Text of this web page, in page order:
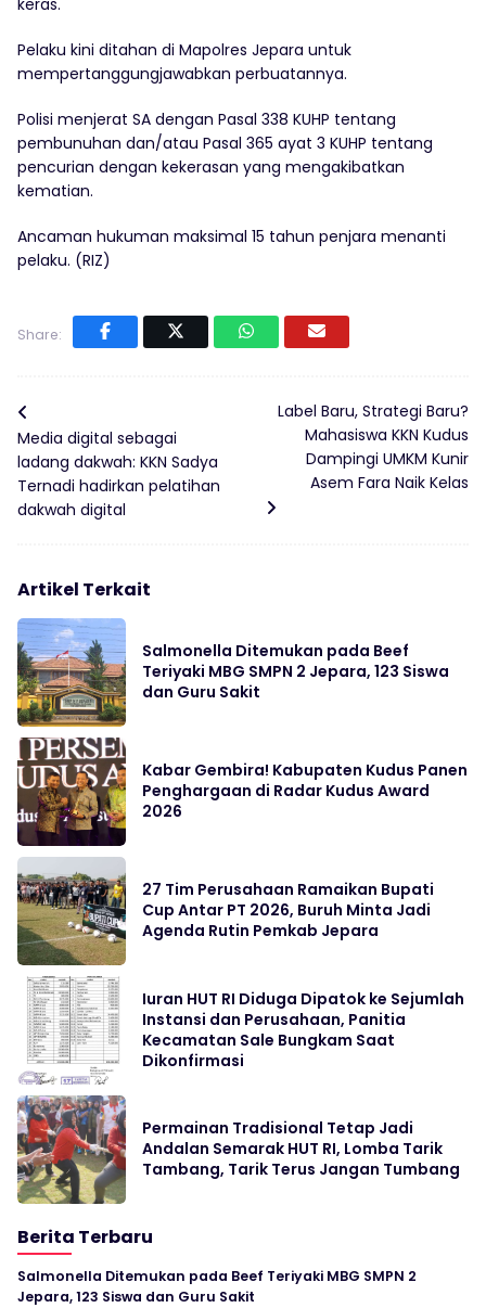
keras.
Pelaku kini ditahan di Mapolres Jepara untuk
mempertanggungjawabkan perbuatannya.
Polisi menjerat SA dengan Pasal 338 KUHP tentang
pembunuhan dan/atau Pasal 365 ayat 3 KUHP tentang
pencurian dengan kekerasan yang mengakibatkan
kematian.
Ancaman hukuman maksimal 15 tahun penjara menanti
pelaku. (RIZ)
Share:
Media digital sebagai
ladang dakwah: KKN Sadya
Ternadi hadirkan pelatihan
dakwah digital
Label Baru, Strategi Baru?
Mahasiswa KKN Kudus
Dampingi UMKM Kunir
Asem Fara Naik Kelas
Artikel Terkait
Salmonella Ditemukan pada Beef
Teriyaki MBG SMPN 2 Jepara, 123 Siswa
dan Guru Sakit
Kabar Gembira! Kabupaten Kudus Panen
Penghargaan di Radar Kudus Award
2026
27 Tim Perusahaan Ramaikan Bupati
Cup Antar PT 2026, Buruh Minta Jadi
Agenda Rutin Pemkab Jepara
Iuran HUT RI Diduga Dipatok ke Sejumlah
Instansi dan Perusahaan, Panitia
Kecamatan Sale Bungkam Saat
Dikonfirmasi
Permainan Tradisional Tetap Jadi
Andalan Semarak HUT RI, Lomba Tarik
Tambang, Tarik Terus Jangan Tumbang
Berita Terbaru
Salmonella Ditemukan pada Beef Teriyaki MBG SMPN 2
Jepara, 123 Siswa dan Guru Sakit